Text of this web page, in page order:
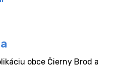
obce Čierny Brod a